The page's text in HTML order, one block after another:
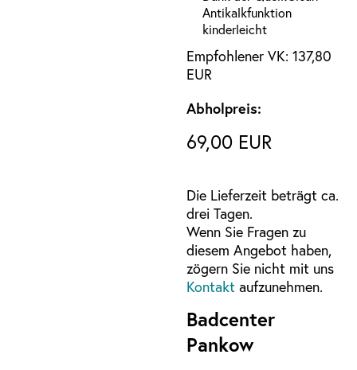
Antikalkfunktion
kinderleicht
Empfohlener VK: 137,80
EUR
Abholpreis:
69,00 EUR
Die Lieferzeit beträgt ca.
drei Tagen.
Wenn Sie Fragen zu
diesem Angebot haben,
zögern Sie nicht mit uns
Kontakt aufzunehmen.
Badcenter
Pankow